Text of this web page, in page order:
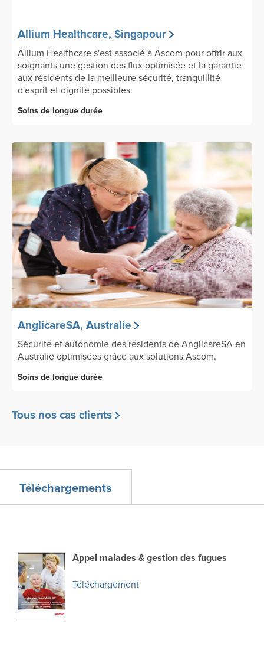
Allium Healthcare, Singapour
Allium Healthcare s'est associé à Ascom pour offrir aux
soignants une gestion des flux optimisée et la garantie
aux résidents de la meilleure sécurité, tranquillité
d'esprit et dignité possibles.
Soins de longue durée
AnglicareSA, Australie
Sécurité et autonomie des résidents de AnglicareSA en
Australie optimisées grâce aux solutions Ascom.
Soins de longue durée
Tous nos cas clients
Téléchargements
Appel malades & gestion des fugues
Téléchargement